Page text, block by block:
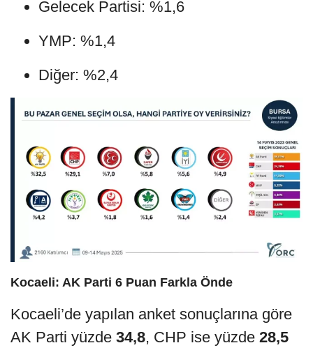
Gelecek Partisi: %1,6
YMP: %1,4
Diğer: %2,4
Kocaeli: AK Parti 6 Puan Farkla Önde
Kocaeli’de yapılan anket sonuçlarına göre
AK Parti yüzde 34,8, CHP ise yüzde 28,5